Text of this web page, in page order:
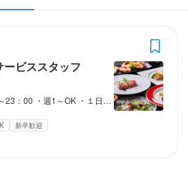
ム
ビススタッフ
・週1～OK ・１日3～5時間程度
新卒歓迎
イニング aboz
・サービススタッフ
ービススタッフ